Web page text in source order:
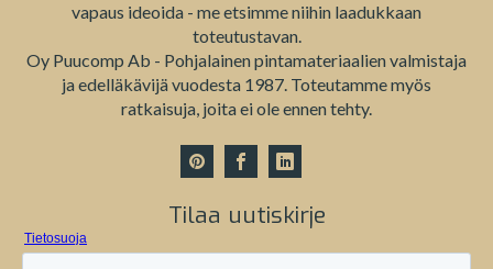
vapaus ideoida - me etsimme niihin laadukkaan
toteutustavan.
Oy Puucomp Ab - Pohjalainen pintamateriaalien valmistaja
ja edelläkävijä vuodesta 1987. Toteutamme myös
ratkaisuja, joita ei ole ennen tehty.
Tilaa uutiskirje